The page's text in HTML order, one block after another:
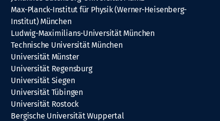
Max-Planck-Institut für Physik (Werner-Heisenberg-
Institut) München
Ludwig-Maximilians-Universität München
Technische Universität München
Universität Münster
Universität Regensburg
Universität Siegen
Universität Tübingen
Universität Rostock
Bergische Universität Wuppertal